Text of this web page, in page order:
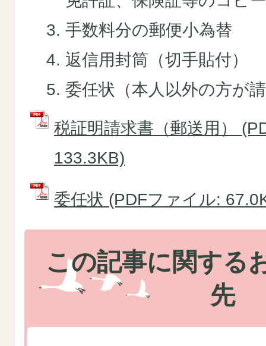
手数料分の郵便小為替
返信用封筒（切手貼付）
委任状（本人以外の方が
税証明請求書（郵送用）
133.3KB)
委任状 (PDFファイル:
この記事に関する
先